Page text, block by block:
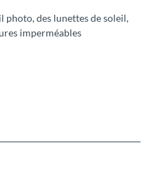
photo, des lunettes de soleil,
imperméables